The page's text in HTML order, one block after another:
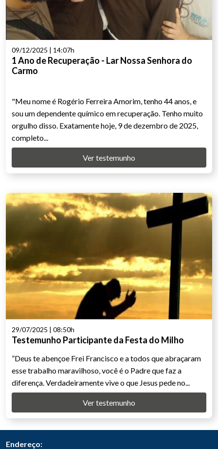
09/12/2025 | 14:07h
1 Ano de Recuperação - Lar Nossa Senhora do
Carmo
"Meu nome é Rogério Ferreira Amorim, tenho 44 anos, e
sou um dependente químico em recuperação. Tenho muito
orgulho disso. Exatamente hoje, 9 de dezembro de 2025,
completo...
Ver testemunho
29/07/2025 | 08:50h
Testemunho Participante da Festa do Milho
”Deus te abençoe Frei Francisco e a todos que abraçaram
esse trabalho maravilhoso, você é o Padre que faz a
diferença. Verdadeiramente vive o que Jesus pede no...
Ver testemunho
Endereço: